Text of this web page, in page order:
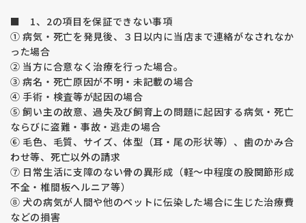
■ 1、2の項目を保証できない事項
① 病気・死亡を発見後、３日以内に当店まで連絡がなされなか
った場合
② 当方に合意なく治療を行った場合。
③ 病名・死亡原因が不明・未記載の場合
④ 手術・検査等が起因の場合
⑤ 飼い主の故意、過失及び飼育上の問題に起因する病気・死亡
ならびに盗難・事故・逃走の場合
⑥ 毛色、毛質、サイズ、体型（耳・尾の形状等）、歯のかみ合
わせ等、死亡以外の請求
⑦ 日常生活に支障のない骨の異形成（軽～中程度の股関節形成
不全・椎間板ヘルニア等）
⑧ 犬の病気が人間や他のペットに伝染した場合に生じた治療費
などの損害